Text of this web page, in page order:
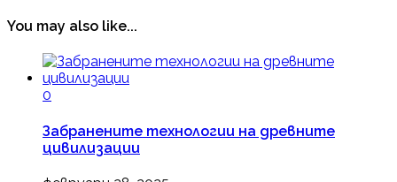
You may also like...
0
Забранените технологии на древните
цивилизации